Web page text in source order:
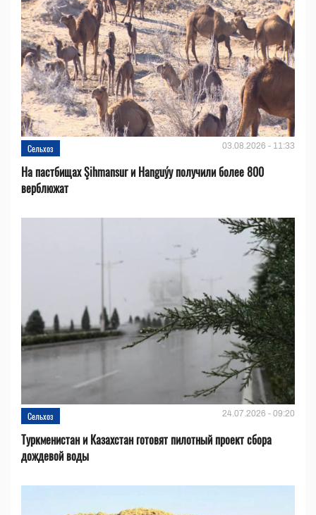
Сельхоз 03.08.2026 - 11:33
На пастбищах Şihmansur и Hanguýy получили более 800
верблюжат
Сельхоз 24.07.2026 - 09:20
Туркменистан и Казахстан готовят пилотный проект сбора
дождевой воды